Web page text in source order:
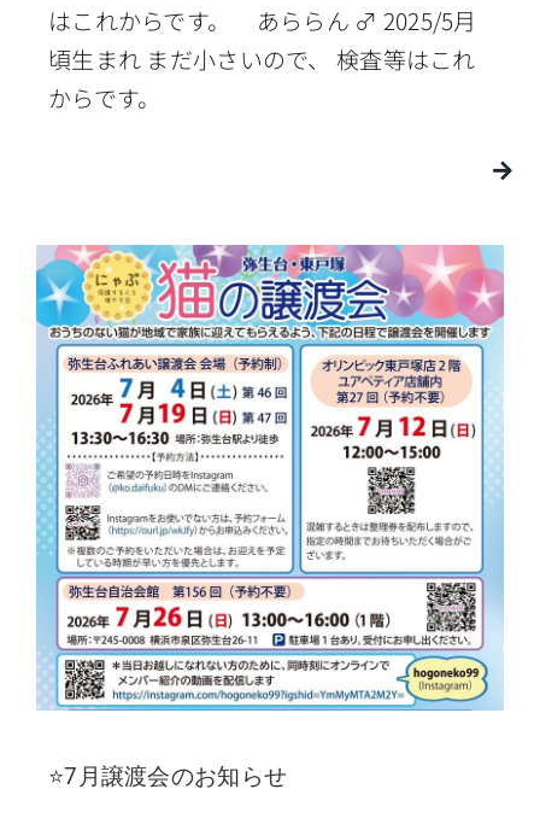
はこれからです。 あららん ♂ 2025/5月
頃生まれ まだ小さいので、 検査等はこれ
からです。
⭐7月譲渡会のお知らせ